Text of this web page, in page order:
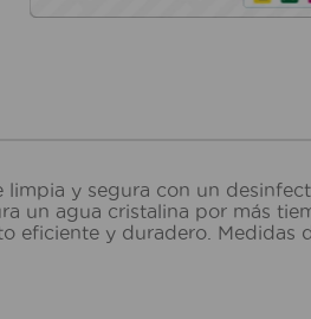
y segura con un
un agua cristalina por más
eficiente y duradero.